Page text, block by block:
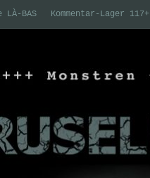
BAS Kommentar-Lager 117+